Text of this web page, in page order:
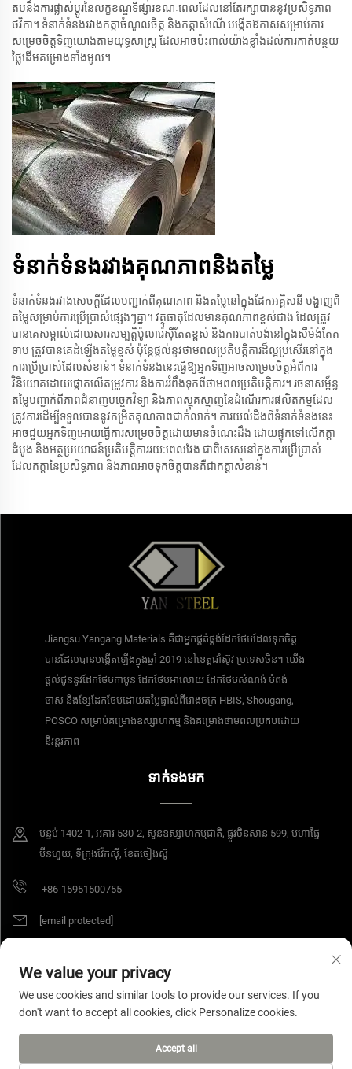
តបនឹងការផ្លាស់ប្ដូរនៃលក្ខខណ្ឌទីផ្សារខណៈពេលដែលនៅតែរក្សាបាននូវប្រសិទ្ធភាព
ថវិកា។ ទំនាក់ទំនងរវាងកត្តាចំណូលចិត្ត និងកត្តាសំណើ បង្កើតឱកាសសម្រាប់ការ
សម្រេចចិត្តទិញយោងតាមយុទ្ធសាស្ត្រ ដែលអាចប៉ះពាល់យ៉ាងខ្លាំងដល់ការកាត់បន្ថយ
ថ្លៃដើមគម្រោងទាំងមូល។
ទំនាក់ទំនងរវាងគុណភាពនិងតម្លៃ
ទំនាក់ទំនងរវាង​សេចក្តីដែល​បញ្ជាក់​ពី​គុណភាព​ និង​តម្លៃ​នៅ​ក្នុង​ដែក​អគ្គិសនី​ បង្ហាញ​ពី​
តម្លៃ​សម្រាប់​ការ​ប្រើប្រាស់​ផ្សេង​ៗ​គ្នា។ វត្ថុធាតុដែល​មាន​គុណភាព​ខ្ពស់​ជាង​ ដែល​ត្រូវ
បាន​គេ​សម្គាល់​ដោយ​សារ​សម្បត្តិ​ប៉ូលារ៉េស៊ីតែត​ខ្ពស់ និង​ការ​បាត់បង់​នៅ​ក្នុង​សឺម៉ង់តែត​
ទាប ត្រូវបាន​គេ​ដំឡើង​តម្លៃ​ខ្ពស់ ប៉ុន្តែ​ផ្តល់​នូវ​ថាមពល​ប្រតិបត្តិការ​ដ៏​ល្អ​ប្រសើរ​នៅ​ក្នុង​
ការ​ប្រើប្រាស់​ដែល​សំខាន់។ ទំនាក់ទំនង​នេះ​ធ្វើឱ្យ​អ្នកទិញ​អាច​សម្រេច​ចិត្ត​អំពី​ការ
វិនិយោគ​ដោយ​ផ្តោត​លើ​តម្រូវការ និង​ការ​រំពឹង​ទុក​ពី​ថាមពល​ប្រតិបត្តិការ។ រចនាសម្ព័ន្ធ​
តម្លៃ​បញ្ជាក់​ពី​ភាព​ជំនាញ​បច្ចេកវិទ្យា និង​ភាព​ស្មុគស្មាញ​នៃ​ដំណើរការផលិតកម្ម​ដែល​
ត្រូវការ​ដើម្បី​ទទួលបាន​នូវ​កម្រិត​គុណភាព​ជាក់លាក់។ ការយល់ដឹង​ពី​ទំនាក់ទំនង​នេះ
អាច​ជួយ​អ្នកទិញ​អោយ​ធ្វើការ​សម្រេច​ចិត្ត​ដោយ​មាន​ចំណេះដឹង ដោយ​ផ្ទុក​ទៅលើ​កត្តា​
ដំបូង និង​អត្ថប្រយោជន៍​ប្រតិបត្តិការ​រយៈពេល​វែង ជាពិសេស​នៅ​ក្នុង​ការ​ប្រើប្រាស់​
ដែល​កត្តា​នៃ​ប្រសិទ្ធភាព និង​ភាព​អាច​ទុក​ចិត្ត​បាន​គឺ​ជា​កត្តា​សំខាន់។
Jiangsu Yangang Materials គឺជាអ្នកផ្គត់ផ្គង់ដែកថែបដែលទុកចិត្ត
បានដែលបានបង្កើតឡើងក្នុងឆ្នាំ 2019 នៅខេត្តជាំស៊ូវ ប្រទេសចិន។ យើង
ផ្តល់ជូននូវដែកថែបកាបូន ដែកថែបអាលោយ ដែកថែបសំណង់ បំពង់
ថាស និងខ្សែដែកថែបដោយតម្លៃផ្ទាល់ពីរោងចក្រ HBIS, Shougang,
POSCO សម្រាប់គម្រោងឧស្សាហកម្ម និងគម្រោងថាមពលប្រកបដោយ
និរន្តរភាព
ទាក់ទងមក
បន្ទប់​ 1402-1, អគារ 530-2, សួនឧស្សាហកម្មជាតិ, ផ្លូវចិនសាន 599, មហាផ្ទៃ
ប៊ីនហួយ, ទីក្រុងវ៉ែកស៊ី, ខែតចៀងស៊ូ
+86-15951500755
[email protected]
ការពារដោយរក្សាសិទ្ធិ © ឆ្នាំ 2025 ក្រុមហ៊ុន អាយអេសប៊ី វ៉ាយរ៉េ ម៉ាទៀរស៍ ខូអិលធីឌី។ រក្សាសិទ្ធិ
គ្រប់យ៉ាង។ គោលការណ៍ឯកជន
We value your privacy
We use cookies and similar tools to provide our services. If you
don't want to accept all cookies, click Personalize cookies.
Accept all